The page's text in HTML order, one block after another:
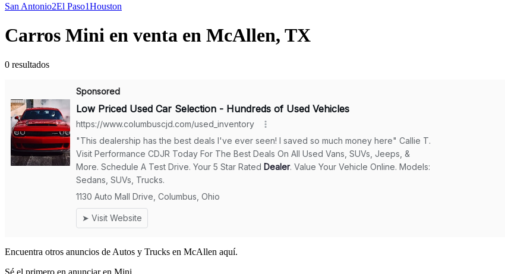
San Antonio2El Paso1Houston
Carros Mini en venta en McAllen, TX
0 resultados
Encuentra otros anuncios de Autos y Trucks en McAllen aquí.
Sé el primero en anunciar en Mini